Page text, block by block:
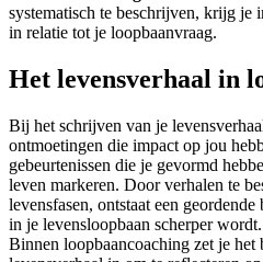
systematisch te beschrijven, krijg je
in relatie tot je loopbaanvraag.
Het levensverhaal in
Bij het schrijven van je
ontmoetingen die impact op jou
gebeurtenissen die je gevormd
leven markeren. Door verhalen te
levensfasen, ontstaat een
in je levensloopbaan scherper wordt.
Binnen loopbaancoaching zet je